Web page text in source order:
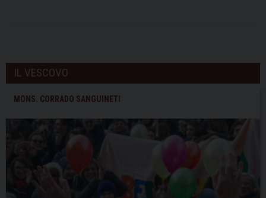
Vescovile
o
s
a
IL VESCOVO
MONS. CORRADO SANGUINETI